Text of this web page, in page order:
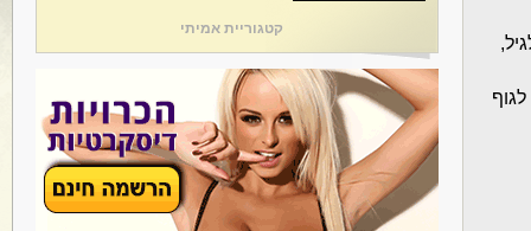
קטגוריית אמיתי